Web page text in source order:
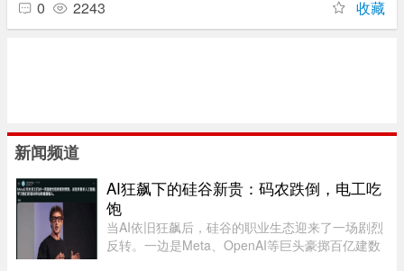
0 2243 收藏
新闻频道
AI狂飙下的硅谷新贵：码农跌倒，电工吃
饱
当AI依旧狂飙后，硅谷的职业生态迎来了一场剧烈
反转。一边是Meta、OpenAI等巨头豪掷百亿建数